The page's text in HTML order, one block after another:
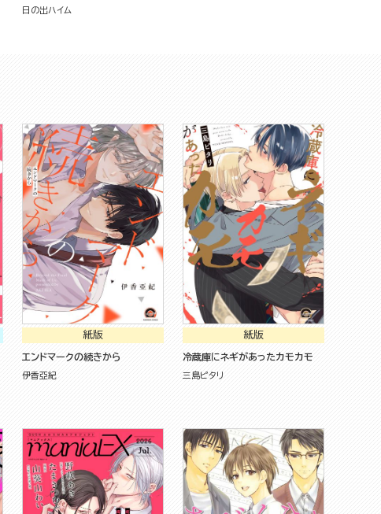
日の出ハイム
紙版
エンドマークの続きから
伊香亞紀
紙版
冷蔵庫にネギがあったカモカモ
三島ピタリ